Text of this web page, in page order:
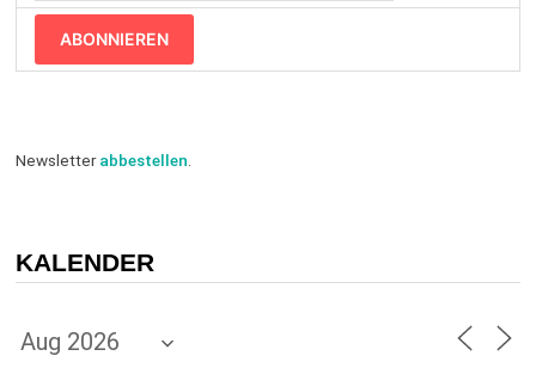
ABONNIEREN
Newsletterabbestellen.
KALENDER